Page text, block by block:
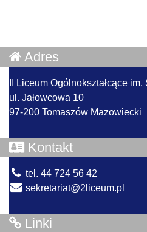
Adres
II Liceum Ogólnokształcące
ul. Jałowcowa 10
97-200 Tomaszów Mazowiecki
Kontakt
tel. 44 724 56 42
sekretariat@2liceum.pl
Linki